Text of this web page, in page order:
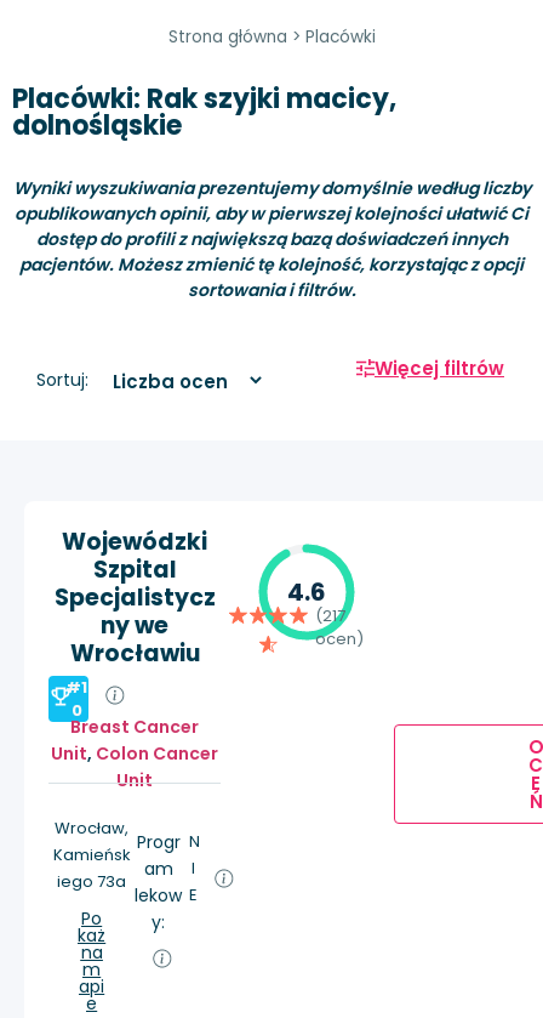
Strona główna > Placówki
Placówki: Rak szyjki macicy,
dolnośląskie
Wyniki wyszukiwania prezentujemy domyślnie według liczby
opublikowanych opinii, aby w pierwszej kolejności ułatwić Ci
dostęp do profili z największą bazą doświadczeń innych
pacjentów. Możesz zmienić tę kolejność, korzystając z opcji
sortowania i filtrów.
Sortuj: Więcej filtrów
Wojewódzki
Szpital
Specjalistycz
ny we
Wrocławiu
#1
0
Breast Cancer
Unit, Colon Cancer
Unit
Wrocław,
Kamieńsk
iego 73a
Po
każ
na
m
api
e
Progr
am
lekow
y:
N
I
E
4.6
(217
ocen)
O
C
E
Ń